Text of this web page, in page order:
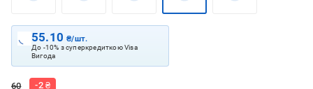
55.10₴/шт.
До -10% з суперкредиткою Visa
Вигода
60 -2₴